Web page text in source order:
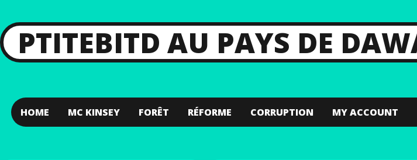
HOME MC KINSEY FORÊT RÉFORME CORRUPTION MY ACCOUNT
PTITEBITD AU PAYS DE